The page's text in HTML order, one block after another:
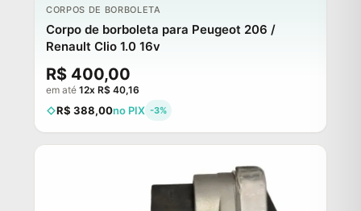
CORPOS DE BORBOLETA
Corpo de borboleta para Peugeot 206 /
Renault Clio 1.0 16v
R$ 400,00
em até 12x R$ 40,16
R$ 388,00no PIX -3%